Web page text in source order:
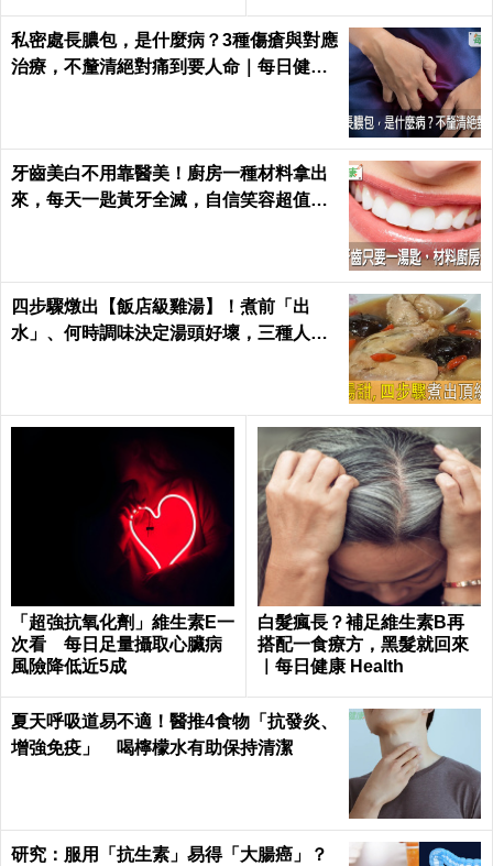
私密處長膿包，是什麼病？3種傷瘡與對應
治療，不釐清絕對痛到要人命｜每日健康
牙齒美白不用靠醫美！廚房一種材料拿出
來，每天一匙黃牙全滅，自信笑容超值｜
四步驟燉出【飯店級雞湯】！煮前「出
水」、何時調味決定湯頭好壞，三種人不
「超強抗氧化劑」維生素E一
次看 每日足量攝取心臟病
風險降低近5成
白髮瘋長？補足維生素B再
搭配一食療方，黑髮就回來
｜每日健康 Health
夏天呼吸道易不適！醫推4食物「抗發炎、
增強免疫」 喝檸檬水有助保持清潔
研究：服用「抗生素」易得「大腸癌」？